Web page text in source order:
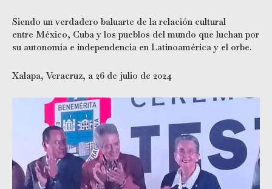
Siendo un verdadero baluarte de la relación cultural
entre México, Cuba y los pueblos del mundo que luchan por
su autonomía e independencia en Latinoamérica y el orbe.
Xalapa, Veracruz, a 26 de julio de 2024